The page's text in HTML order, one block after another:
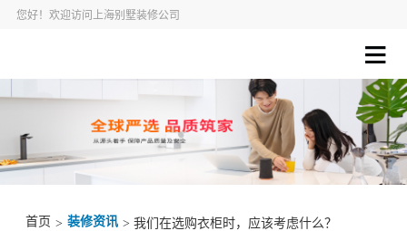
您好！欢迎访问上海别墅装修公司
首页 > 装修资讯 > 我们在选购衣柜时，应该考虑什么？